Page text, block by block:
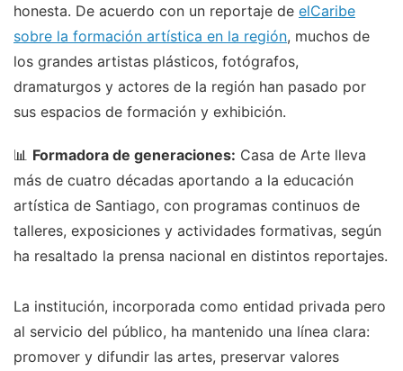
honesta. De acuerdo con un reportaje de elCaribe
sobre la formación artística en la región, muchos de
los grandes artistas plásticos, fotógrafos,
dramaturgos y actores de la región han pasado por
sus espacios de formación y exhibición.
📊 Formadora de generaciones: Casa de Arte lleva
más de cuatro décadas aportando a la educación
artística de Santiago, con programas continuos de
talleres, exposiciones y actividades formativas, según
ha resaltado la prensa nacional en distintos reportajes.
La institución, incorporada como entidad privada pero
al servicio del público, ha mantenido una línea clara:
promover y difundir las artes, preservar valores